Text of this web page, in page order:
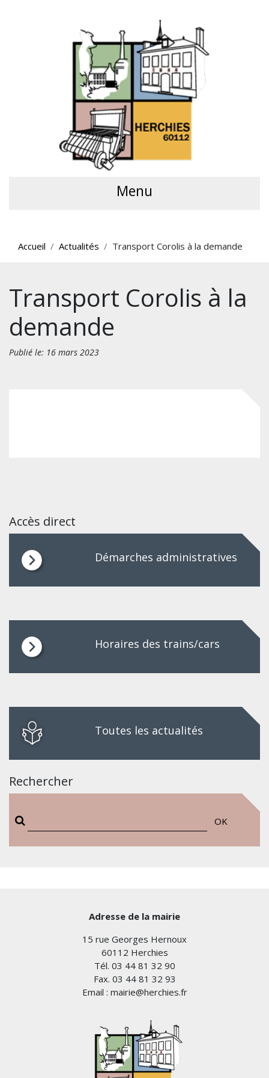
Menu
Accueil Actualités Transport Corolis à la demande
Transport Corolis à la
demande
Publié le: 16 mars 2023
Accès direct
Démarches administratives
Horaires des trains/cars
Toutes les actualités
Rechercher
OK
Adresse de la mairie
15 rue Georges Hernoux
60112 Herchies
Tél. 03 44 81 32 90
Fax. 03 44 81 32 93
Email : mairie@herchies.fr